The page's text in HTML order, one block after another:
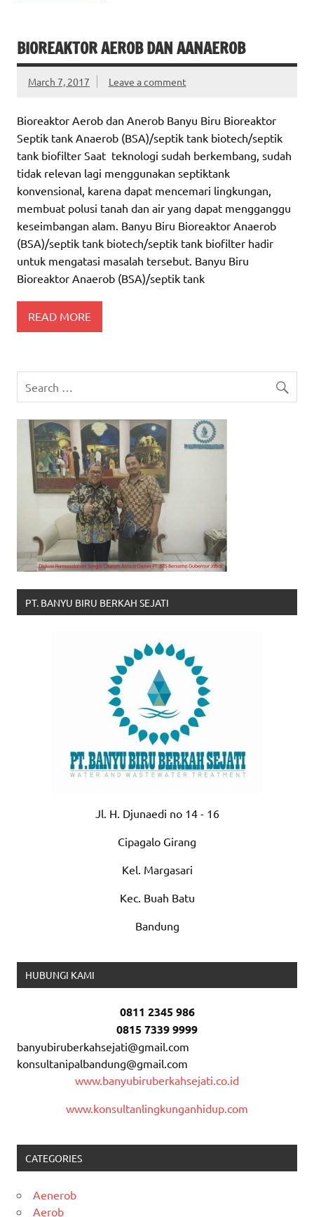
BIOREAKTOR AEROB DAN AANAEROB
March 7, 2017 Leave a comment
Bioreaktor Aerob dan Anerob Banyu Biru Bioreaktor
Septik tank Anaerob (BSA)/septik tank biotech/septik
tank biofilter Saat teknologi sudah berkembang, sudah
tidak relevan lagi menggunakan septiktank
konvensional, karena dapat mencemari lingkungan,
membuat polusi tanah dan air yang dapat mengganggu
keseimbangan alam. Banyu Biru Bioreaktor Anaerob
(BSA)/septik tank biotech/septik tank biofilter hadir
untuk mengatasi masalah tersebut. Banyu Biru
Bioreaktor Anaerob (BSA)/septik tank
READ MORE
PT. BANYU BIRU BERKAH SEJATI
Jl. H. Djunaedi no 14 - 16
Cipagalo Girang
Kel. Margasari
Kec. Buah Batu
Bandung
HUBUNGI KAMI
0811 2345 986
0815 7339 9999
banyubiruberkahsejati@gmail.com
konsultanipalbandung@gmail.com
www.banyubiruberkahsejati.co.id
www.konsultanlingkunganhidup.com
CATEGORIES
Aenerob
Aerob